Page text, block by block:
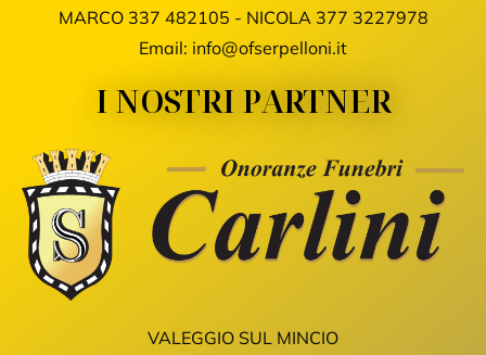
MARCO 337 482105 - NICOLA 377 3227978
Email: info@ofserpelloni.it
I NOSTRI PARTNER
VALEGGIO SUL MINCIO